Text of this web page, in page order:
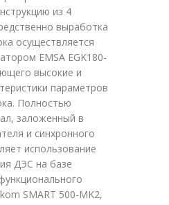
из 4
выработка
осуществляется
EMSA EGK180-
высокие и
параметров
Полностью
заложенный в
и синхронного
использование
ДЭС на базе
SMART 500-MK2,